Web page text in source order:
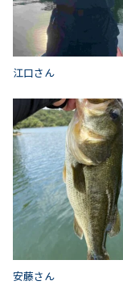
江口さん
安藤さん